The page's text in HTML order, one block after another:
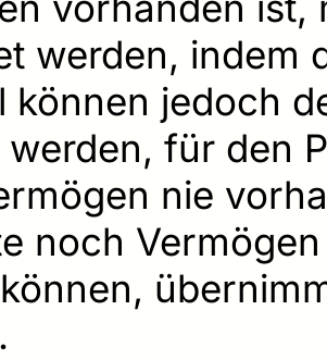
werden, indem
können jedoch
für den
nie
noch